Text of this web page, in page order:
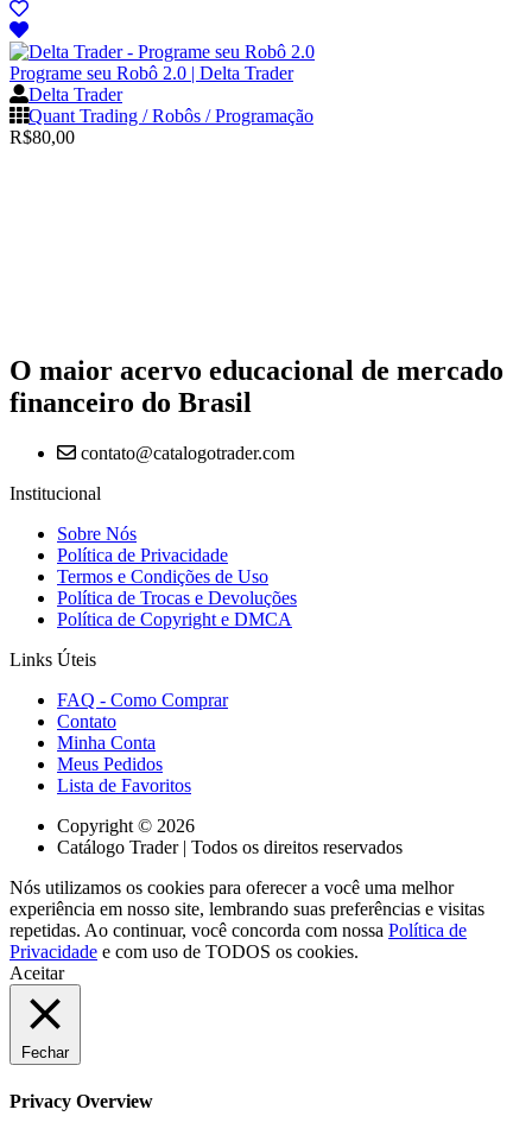
Programe seu Robô 2.0 | Delta Trader
Delta Trader
Quant Trading / Robôs / Programação
R$80,00
O maior acervo educacional de mercado
financeiro do Brasil
contato@catalogotrader.com
Institucional
Sobre Nós
Política de Privacidade
Termos e Condições de Uso
Política de Trocas e Devoluções
Política de Copyright e DMCA
Links Úteis
FAQ - Como Comprar
Contato
Minha Conta
Meus Pedidos
Lista de Favoritos
Copyright © 2026
Catálogo Trader | Todos os direitos reservados
Nós utilizamos os cookies para oferecer a você uma melhor
experiência em nosso site, lembrando suas preferências e visitas
repetidas. Ao continuar, você concorda com nossa Política de
Privacidade e com uso de TODOS os cookies.
Aceitar
Fechar
Privacy Overview